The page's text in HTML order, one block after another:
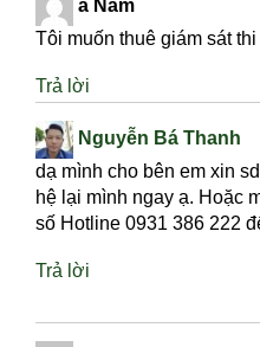
a Nam
Tôi muốn thuê giám sát thi
Trả lời
Nguyễn Bá Thanh
dạ mình cho bên em xin
hệ lại mình ngay ạ. Hoặc
số Hotline 0931 386 222
Trả lời